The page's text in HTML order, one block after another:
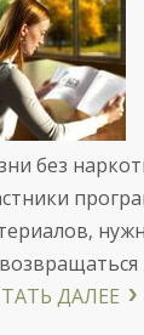
без
ДАЛЕЕ